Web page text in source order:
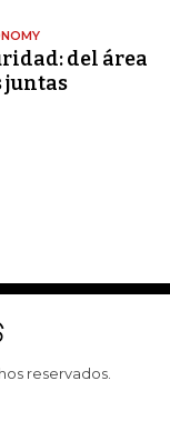
del área
juntas
reservados.